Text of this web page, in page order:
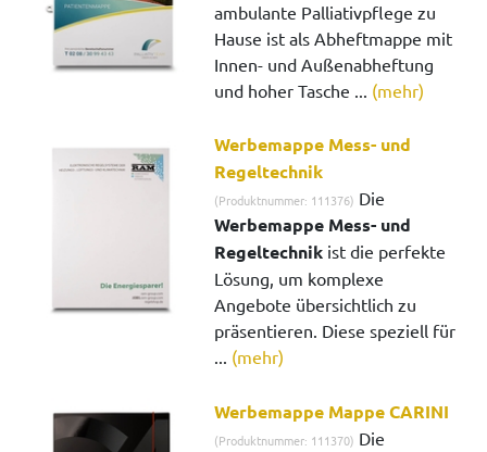
ambulante Palliativpflege zu
Hause ist als Abheftmappe mit
Innen- und Außenabheftung
und hoher Tasche ... (mehr)
Werbemappe Mess- und
Regeltechnik
(Produktnummer: 111376) Die
Werbemappe Mess- und
Regeltechnik ist die perfekte
Lösung, um komplexe
Angebote übersichtlich zu
präsentieren. Diese speziell für
... (mehr)
Werbemappe Mappe CARINI
(Produktnummer: 111370) Die